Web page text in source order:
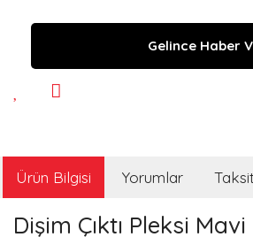
Gelince Haber
Ürün Bilgisi Yorumlar
Dişim Çıktı Pleksi Mavi